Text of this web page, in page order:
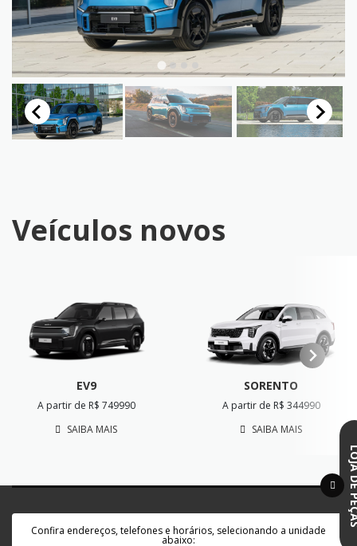
Veículos novos
EV9
A partir de R$ 749990
SAIBA MAIS
SORENTO
A partir de R$ 344990
SAIBA MAIS
Confira endereços, telefones e horários, selecionando a unidade
abaixo:
LOJA